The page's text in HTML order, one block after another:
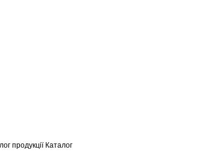
продукції Каталог